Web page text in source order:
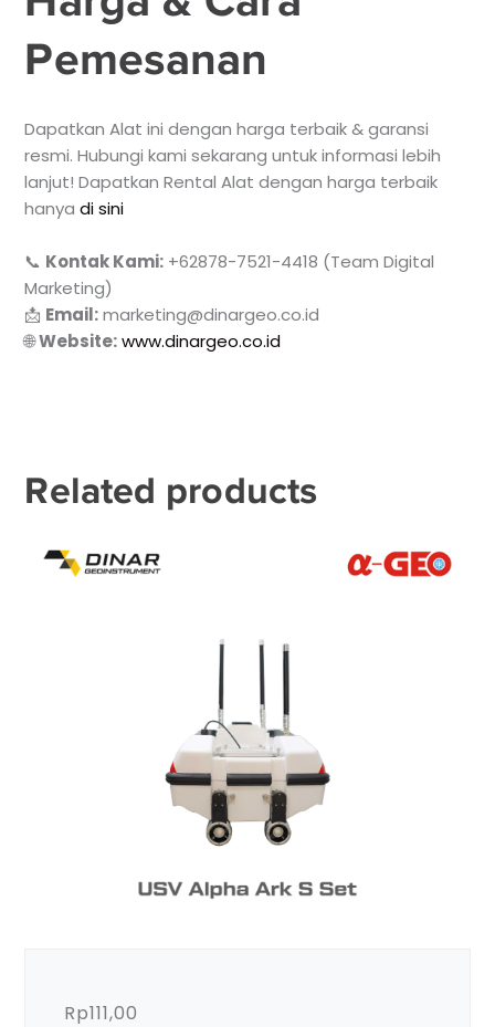
Pemesanan
Dapatkan Alat ini dengan harga terbaik & garansi
resmi. Hubungi kami sekarang untuk informasi lebih
lanjut! Dapatkan Rental Alat dengan harga terbaik
hanyadi sini
📞 Kontak Kami: +62878-7521-4418 (Team Digital
Marketing)
📩 Email:marketing@dinargeo.co.id
🌐Website: www.dinargeo.co.id
Related products
Rp111,00